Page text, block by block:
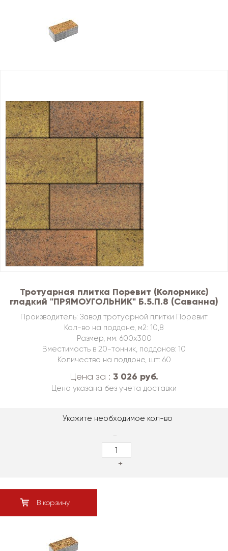
Тротуарная плитка Поревит (Колормикс)
гладкий "ПРЯМОУГОЛЬНИК" Б.5.П.8 (Саванна)
Производитель: Завод тротуарной плитки Поревит
Кол-во на поддоне, м2: 10,8
Размер, мм: 600х300
Вместимость в 20-тонник, поддонов: 10
Количество на поддоне, шт: 60
Цена за : 3 026 руб.
Цена указана без учёта доставки
Укажите необходимое кол-во
-
+
В корзину